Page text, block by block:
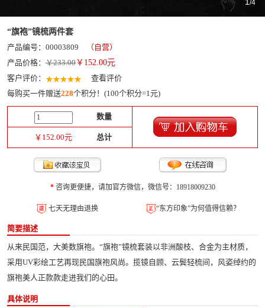
/4
“旗袍”镜梳两件套
产品编号：00003809
（自营）
产品价格： ￥233.00 ￥ 152.00元
客户评价：
查看评价
每购买一件赠送228个积分！(100个积分=1元)
数量
￥ 152.00元 总计
*咨询更便捷，请加官方微信，微信号：18918009230
七天无理由退换 “东方印象”为何值得信赖？
简要描述
从来民国范，大美数旗袍。“旗袍”镜梳套装以非洲酸枝、合金为主材质，
采用UV彩绘工艺再现民国旗袍风尚。揽镜自顾、云鬓轻梳间，风姿绰约的
旗袍美人正款款走进我们的心田。
具体说明